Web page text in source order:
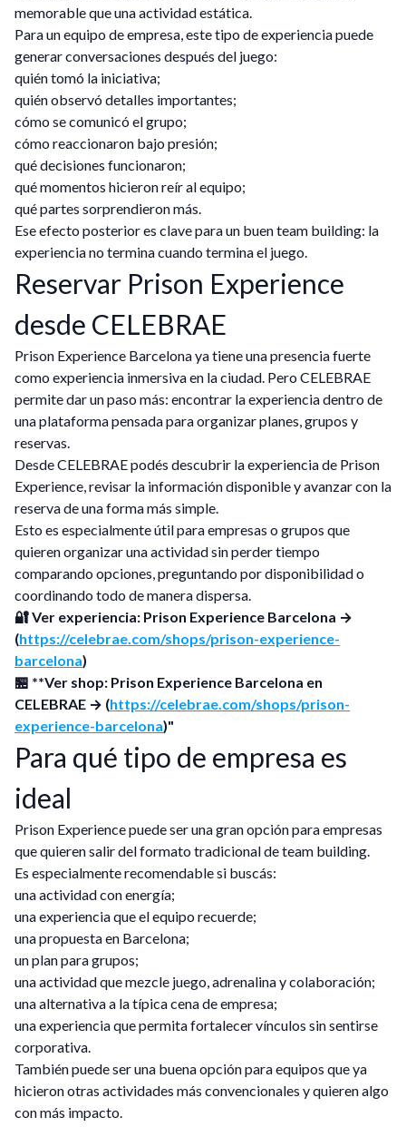
memorable que una actividad estática.
Para un equipo de empresa, este tipo de experiencia puede
generar conversaciones después del juego:
quién tomó la iniciativa;
quién observó detalles importantes;
cómo se comunicó el grupo;
cómo reaccionaron bajo presión;
qué decisiones funcionaron;
qué momentos hicieron reír al equipo;
qué partes sorprendieron más.
Ese efecto posterior es clave para un buen team building: la
experiencia no termina cuando termina el juego.
Reservar Prison Experience
desde CELEBRAE
Prison Experience Barcelona ya tiene una presencia fuerte
como experiencia inmersiva en la ciudad. Pero CELEBRAE
permite dar un paso más: encontrar la experiencia dentro de
una plataforma pensada para organizar planes, grupos y
reservas.
Desde CELEBRAE podés descubrir la experiencia de Prison
Experience, revisar la información disponible y avanzar con la
reserva de una forma más simple.
Esto es especialmente útil para empresas o grupos que
quieren organizar una actividad sin perder tiempo
comparando opciones, preguntando por disponibilidad o
coordinando todo de manera dispersa.
🔐 Ver experiencia: Prison Experience Barcelona →
(https://celebrae.com/shops/prison-experience-
barcelona)
🏪 **Ver shop: Prison Experience Barcelona en
CELEBRAE → (https://celebrae.com/shops/prison-
experience-barcelona)"
Para qué tipo de empresa es
ideal
Prison Experience puede ser una gran opción para empresas
que quieren salir del formato tradicional de team building.
Es especialmente recomendable si buscás:
una actividad con energía;
una experiencia que el equipo recuerde;
una propuesta en Barcelona;
un plan para grupos;
una actividad que mezcle juego, adrenalina y colaboración;
una alternativa a la típica cena de empresa;
una experiencia que permita fortalecer vínculos sin sentirse
corporativa.
También puede ser una buena opción para equipos que ya
hicieron otras actividades más convencionales y quieren algo
con más impacto.